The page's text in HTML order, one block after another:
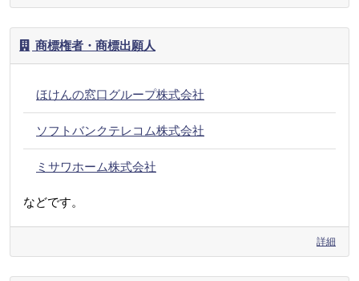
商標権者・商標出願人
ほけんの窓口グループ株式会社
ソフトバンクテレコム株式会社
ミサワホーム株式会社
などです。
詳細